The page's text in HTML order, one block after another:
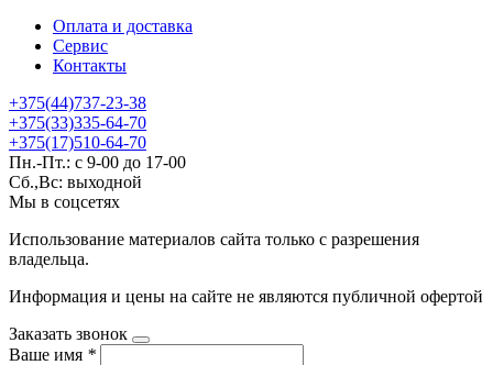
Оплата и доставка
Сервис
Контакты
+375(44)737-23-38
+375(33)335-64-70
+375(17)510-64-70
Пн.-Пт.: с 9-00 до 17-00
Сб.,Вс: выходной
Мы в соцсетях
Использование материалов сайта только с разрешения
владельца.
Информация и цены на сайте не являются публичной офертой
Заказать звонок
Ваше имя *